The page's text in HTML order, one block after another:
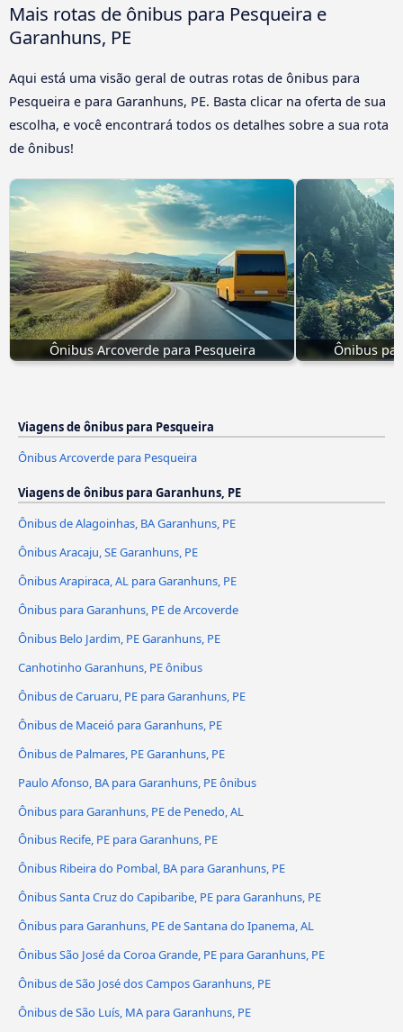
Mais rotas de ônibus para Pesqueira e
Garanhuns, PE
Aqui está uma visão geral de outras rotas de ônibus para
Pesqueira e para Garanhuns, PE. Basta clicar na oferta de sua
escolha, e você encontrará todos os detalhes sobre a sua rota
de ônibus!
Ônibus Arcoverde para Pesqueira Ônibus
Viagens de ônibus para Pesqueira
Ônibus Arcoverde para Pesqueira
Viagens de ônibus para Garanhuns, PE
Ônibus de Alagoinhas, BA Garanhuns, PE
Ônibus Aracaju, SE Garanhuns, PE
Ônibus Arapiraca, AL para Garanhuns, PE
Ônibus para Garanhuns, PE de Arcoverde
Ônibus Belo Jardim, PE Garanhuns, PE
Canhotinho Garanhuns, PE ônibus
Ônibus de Caruaru, PE para Garanhuns, PE
Ônibus de Maceió para Garanhuns, PE
Ônibus de Palmares, PE Garanhuns, PE
Paulo Afonso, BA para Garanhuns, PE ônibus
Ônibus para Garanhuns, PE de Penedo, AL
Ônibus Recife, PE para Garanhuns, PE
Ônibus Ribeira do Pombal, BA para Garanhuns, PE
Ônibus Santa Cruz do Capibaribe, PE para Garanhuns, PE
Ônibus para Garanhuns, PE de Santana do Ipanema, AL
Ônibus São José da Coroa Grande, PE para Garanhuns, PE
Ônibus de São José dos Campos Garanhuns, PE
Ônibus de São Luís, MA para Garanhuns, PE